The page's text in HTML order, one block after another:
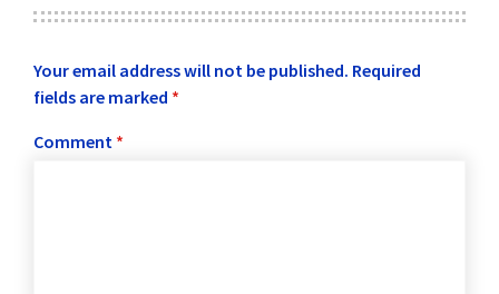
Your email address will not be published. Required
fields are marked *
Comment *